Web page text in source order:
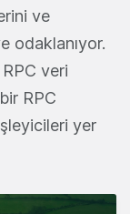
ve
odaklanıyor.
veri
RPC
yer